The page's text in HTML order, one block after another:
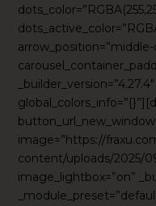
arrow_position=”middle-
image=”https://
content/uploads/2025/
image_lightbox=”on”